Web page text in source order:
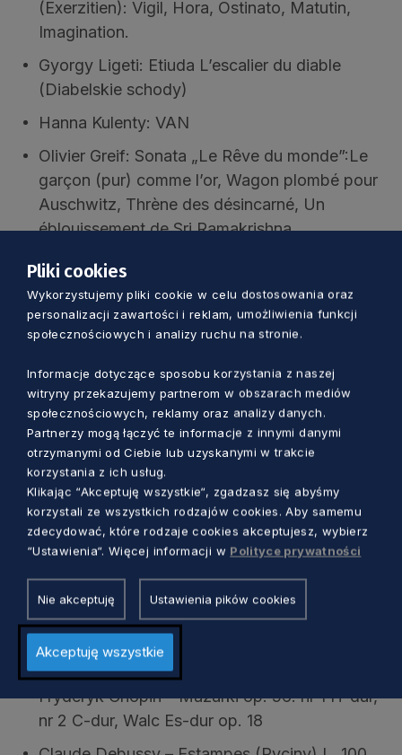
(Exerzitien): Vigil, Hora, Ostinato, Matutin,
Imagination.
Gyorgy Ligeti: Etiuda L’escalier du diable
(Diabelskie schody)
Hanna Kulenty: VAN
Olivier Greif: Sonata „Le Rêve du monde”:Le
garçon (pur) comme l’or, Wagon plombé pour
Auschwitz, Thrène des désincarné, Un
éblouissement de Sri Ramakrishna.
21 lipca, czwartek – Bartosz Wiśniewski
Domenico Scarlatti – Sonata f-moll K. 466
Ludwig van Beethoven – Sonata f-moll op. 57
moto, Allegro ma non troppo – Presto
Siergiej Rachmaninow – Etiuda-obraz g-moll
op. 33 nr 8
Fryderyk Chopin – Ballada F-dur op. 38,
Ballada f-moll op. 52
22 lipca, piątek – Mikołaj Sikała
Domenico Scarlatti – Sonata A-dur K. 208
Wolfgang Amadeusz Mozart – Sonata D-dur
KV 311, Allegro con spirito, Andante con
espressione, Rondeau. Allegro
Fryderyk Chopin – Mazurki op. 56: nr 1 H-dur,
nr 2 C-dur, Walc Es-dur op. 18
Pliki cookies
Wykorzystujemy pliki cookie w celu dostosowania oraz
personalizacji zawartości i reklam, umożliwienia funkcji
społecznościowych i analizy ruchu na stronie.
Informacje dotyczące sposobu korzystania z naszej
witryny przekazujemy partnerom w obszarach mediów
społecznościowych, reklamy oraz analizy danych.
Partnerzy mogą łączyć te informacje z innymi danymi
otrzymanymi od Ciebie lub uzyskanymi w trakcie
korzystania z ich usług.
Klikając “Akceptuję wszystkie“, zgadzasz się abyśmy
korzystali ze wszystkich rodzajów cookies. Aby samemu
zdecydować, które rodzaje cookies akceptujesz, wybierz
“Ustawienia“. Więcej informacji w Polityce prywatności
Nie akceptuję Ustawienia pików cookies
Akceptuję wszystkie